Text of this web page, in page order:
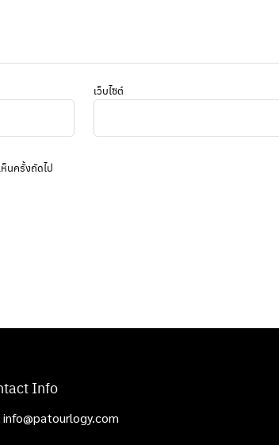
เว็บไซต์
นครั้งถัดไป
Info
info@patourlogy.com